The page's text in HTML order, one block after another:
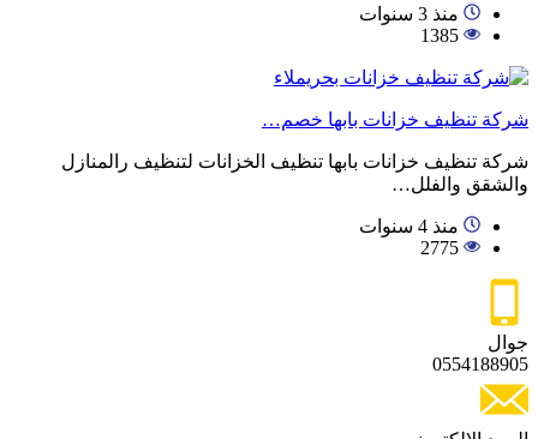
منذ 3 سنوات
1385
شركة تنظيف خزانات بابها خصم…
شركة تنظيف خزانات بابها تنظيف الخزانات لتنظيف رالمنازل
والشقق والفلل…
منذ 4 سنوات
2775
جوال
0554188905